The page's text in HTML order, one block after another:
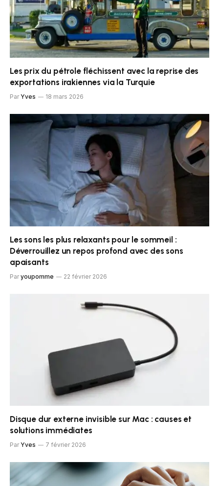
Les prix du pétrole fléchissent avec la reprise des
exportations irakiennes via la Turquie
Par Yves 18 mars 2026
Les sons les plus relaxants pour le sommeil :
Déverrouillez un repos profond avec des sons
apaisants
Par youpomme 22 février 2026
Disque dur externe invisible sur Mac : causes et
solutions immédiates
Par Yves 7 février 2026